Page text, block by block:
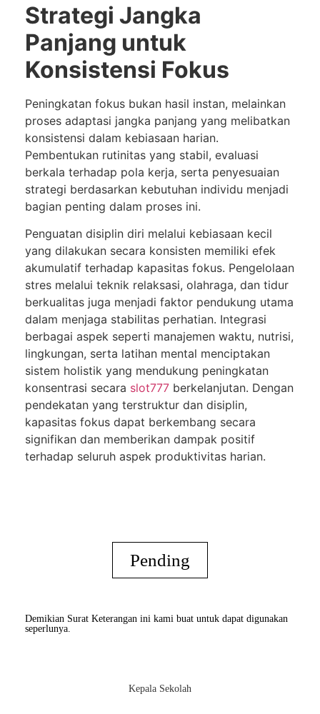
Strategi Jangka
Panjang untuk
Konsistensi Fokus
Peningkatan fokus bukan hasil instan, melainkan
proses adaptasi jangka panjang yang melibatkan
konsistensi dalam kebiasaan harian.
Pembentukan rutinitas yang stabil, evaluasi
berkala terhadap pola kerja, serta penyesuaian
strategi berdasarkan kebutuhan individu menjadi
bagian penting dalam proses ini.
Penguatan disiplin diri melalui kebiasaan kecil
yang dilakukan secara konsisten memiliki efek
akumulatif terhadap kapasitas fokus. Pengelolaan
stres melalui teknik relaksasi, olahraga, dan tidur
berkualitas juga menjadi faktor pendukung utama
dalam menjaga stabilitas perhatian. Integrasi
berbagai aspek seperti manajemen waktu, nutrisi,
lingkungan, serta latihan mental menciptakan
sistem holistik yang mendukung peningkatan
konsentrasi secara slot777 berkelanjutan. Dengan
pendekatan yang terstruktur dan disiplin,
kapasitas fokus dapat berkembang secara
signifikan dan memberikan dampak positif
terhadap seluruh aspek produktivitas harian.
Pending
Demikian Surat Keterangan ini kami buat untuk dapat digunakan
seperlunya.
Kepala Sekolah